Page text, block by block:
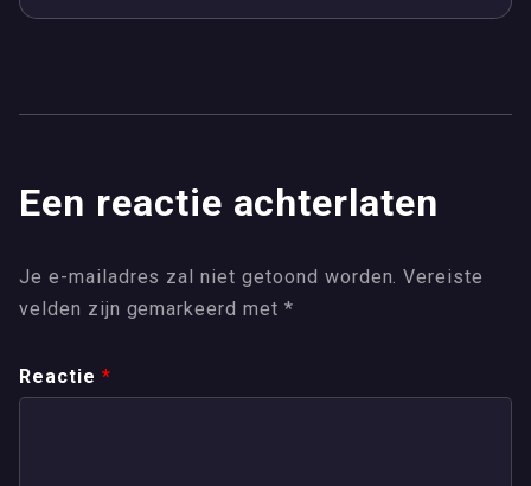
Een reactie achterlaten
Je e-mailadres zal niet getoond worden. Vereiste
velden zijn gemarkeerd met *
Reactie *